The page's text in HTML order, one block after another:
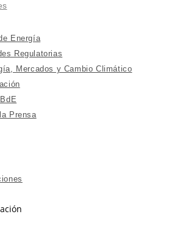
Energía
Regulatorias
Mercados y Cambio Climático
Prensa